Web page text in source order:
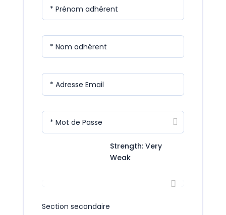
* Prénom adhérent
* Nom adhérent
* Adresse Email
* Mot de Passe
Strength: Very
Weak
Section secondaire